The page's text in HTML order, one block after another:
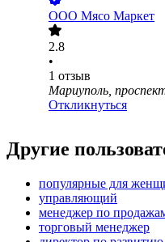
ООО Мясо Маркет
2.8
•
1 отзыв
Мариуполь,
Откликнуться
Другие
популярные для
управляющий
менеджер по
торговый менеджер